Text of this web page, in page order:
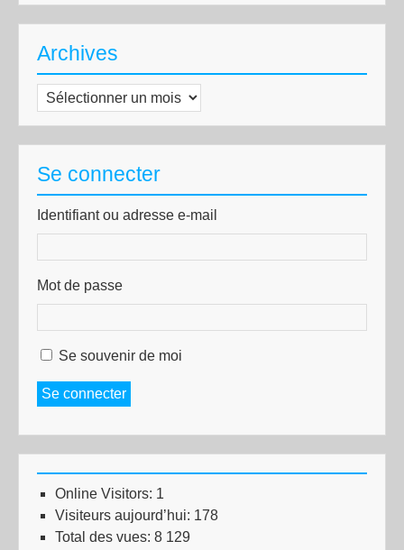
Archives
Archives
Se connecter
Identifiant ou adresse e-mail
Mot de passe
Se souvenir de moi
Se connecter
Online Visitors: 1
Visiteurs aujourd’hui: 178
Total des vues: 8 129